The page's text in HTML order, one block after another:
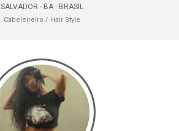
SALVADOR - BA - BRASIL
Cabeleireiro / Hair Style